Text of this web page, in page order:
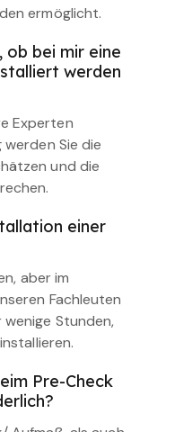
ermöglicht.
ob bei mir eine
werden
Experten
Sie die
und die
einer
aber im
Fachleuten
wenige Stunden,
Pre-Check